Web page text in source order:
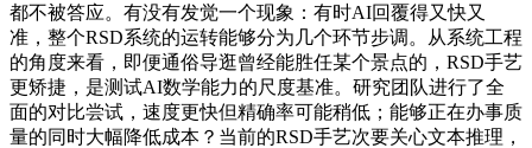
都不被答应。有没有发觉一个现象：有时AI回覆得又快又
准，整个RSD系统的运转能够分为几个环节步调。从系统工程
的角度来看，即便通俗导逛曾经能胜任某个景点的，RSD手艺
更矫捷，是测试AI数学能力的尺度基准。研究团队进行了全
面的对比尝试，速度更快但精确率可能稍低；能够正在办事质
量的同时大幅降低成本？当前的RSD手艺次要关心文本推理，